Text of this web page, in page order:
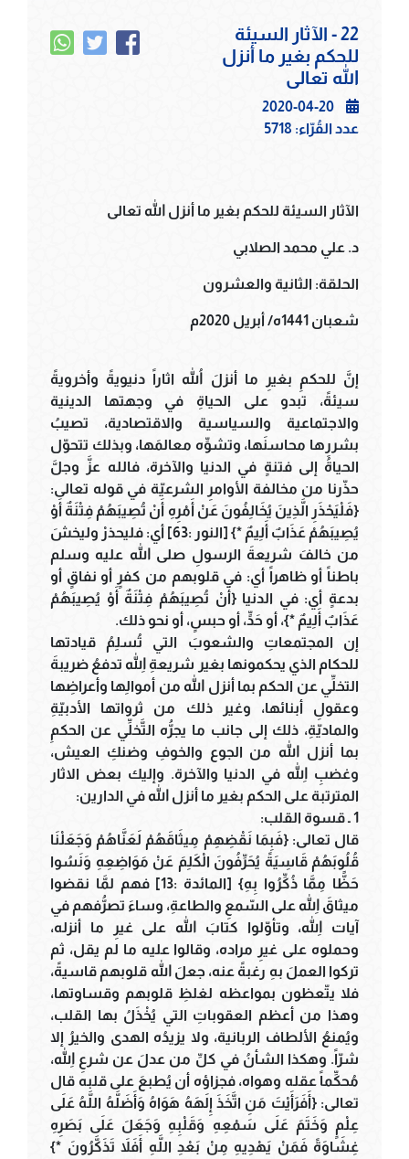
22 - الآثار السيئة
للحكم بغير ما أنزل
الله تعالى
2020-04-20
عدد القُرّاء: 5718
الآثار السيئة للحكم بغير ما أنزل الله تعالى
د. علي محمد الصلابي
الحلقة: الثانية والعشرون
شعبان 1441ه/ أبريل 2020م
إنَّ للحكمِ بغيرِ ما أنزلَ اللهُ اثاراً دنيويةً وأخرويةً
سيئةً، تبدو على الحياةِ في وجهتها الدينية
والاجتماعية والسياسية والاقتصادية، تصيبُ
بشررِها محاسنَها، وتشوِّه معالمَها، وبذلك تتحوّل
الحياةُ إلى فتنةٍ في الدنيا والآخرة، فالله عزَّ وجلَّ
حذّرنا من مخالفة الأوامرِ الشرعيّة في قوله تعالى:
{فَلْيَحْذَرِ الَّذِينَ يُخَالِفُونَ عَنْ أَمْرِهِ أَنْ تُصِيبَهُمْ فِتْنَةٌ أَوْ
يُصِيبَهُمْ عَذَابٌ أَلِيمٌ *} [النور :63] أي: فليحذرْ وليخشَ
من خالفَ شريعةَ الرسولِ صلى الله عليه وسلم
باطناً أو ظاهراً أي: في قلوبهم من كفرٍ أو نفاقٍ أو
بدعةٍ أي: في الدنيا {أَنْ تُصِيبَهُمْ فِتْنَةٌ أَوْ يُصِيبَهُمْ
عَذَابٌ أَلِيمٌ *}، أو حَدٍّ، أو حبسٍ، أو نحو ذلك.
إن المجتمعاتِ والشعوبَ التي تُسلِمُ قيادتها
للحكام الذي يحكمونها بغير شريعةِ اللهِ تدفعُ ضريبةَ
التخلِّي عن الحكم بما أنزل الله من أموالِها وأعراضِها
وعقولِ أبنائها، وغير ذلك من ثرواتها الأدبيّةِ
والماديّةِ، ذلك إلى جانب ما يجرُّه التَّخلِّي عن الحكمِ
بما أنزل الله من الجوع والخوفِ وضنكِ العيش،
وغضبِ اللهِ في الدنيا والآخرة. وإليك بعض الاثار
المترتبة على الحكم بغير ما أنزل الله في الدارين:
1 ـ قسوة القلب:
قال تعالى: {فَبِمَا نَقْضِهِمْ مِيثَاقَهُمْ لَعَنَّاهُمْ وَجَعَلْنَا
قُلُوبَهُمْ قَاسِيَةً يُحَرِّفُونَ الْكَلِمَ عَنْ مَوَاضِعِهِ وَنَسُوا
حَظًّا مِمَّا ذُكِّرُوا بِهِ} [المائدة :13] فهم لمَّا نقضوا
ميثاقَ اللهِ على السّمعِ والطاعةِ، وساءَ تصرُّفهم في
آيات اللهِ، وتأوّلوا كتابَ الله على غيرِ ما أنزله،
وحملوه على غيرِ مراده، وقالوا عليه ما لم يقل، ثم
تركوا العملَ بهِ رغبةً عنه، جعلَ الله قلوبهم قاسيةً،
فلا يتّعظون بمواعظه لغلظِ قلوبهم وقساوتها،
وهذا من أعظم العقوباتِ التي يُخْذَلُ بها القلب،
ويُمنعُ الألطاف الربانية، ولا يزيدُه الهدى والخيرُ إلا
شرّاً. وهكذا الشأنُ في كلِّ من عدلَ عن شرعِ اللهِ،
مُحكِّماً عقله وهواه، فجزاؤه أن يُطبعَ على قلبه قال
تعالى: {أَفَرَأَيْتَ مَنِ اتَّخَذَ إِلَهَهُ هَوَاهُ وَأَضَلَّهُ اللَّهُ عَلَى
عِلْمٍ وَخَتَمَ عَلَى سَمْعِهِ وَقَلْبِهِ وَجَعَلَ عَلَى بَصَرِهِ
غِشَاوَةً فَمَنْ يَهْدِيهِ مِنْ بَعْدِ اللَّهِ أَفَلاَ تَذَكَّرُونَ *}